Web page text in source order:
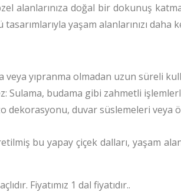
alanlarınıza doğal bir dokunuş
yaşam alanlarınızı daha
veya yıpranma olmadan uzun süreli
Sulama, budama gibi zahmetli
dekorasyonu, duvar süslemeleri veya
bu yapay çiçek dalları, yaşam
Fiyatımız 1 dal fiyatıdır..